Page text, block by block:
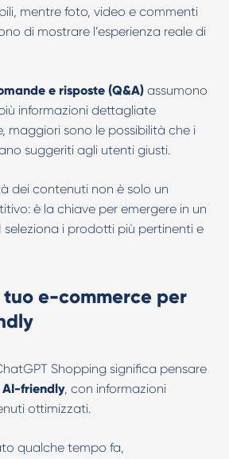
mentre foto, video e commenti
di mostrare l’esperienza reale di
e risposte (Q&A)assumono
informazioni dettagliate
maggiori sono le possibilità che i
suggeriti agli utenti giusti.
dei contenuti non è solo un
è la chiave per emergere in un
seleziona i prodotti più pertinenti e
e-commerce per
Shopping significa pensare
friendly, con informazioni
ottimizzati.
qualche tempo fa,